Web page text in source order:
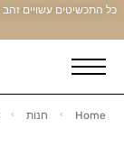
Home חנות